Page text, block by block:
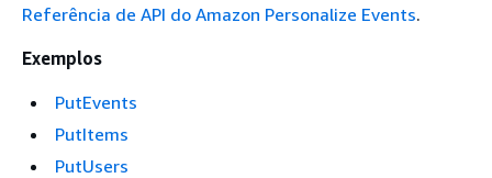
Referência de API do Amazon Personalize Events.
Exemplos
PutEvents
PutItems
PutUsers